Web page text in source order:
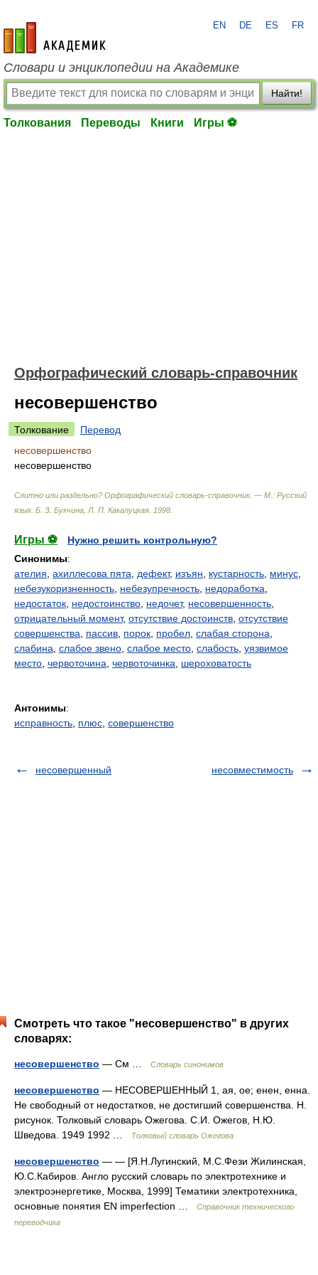
academic.ru
EN DE ES FR
Словари и энциклопедии на Академике
Найти!
Толкования Переводы Книги Игры ⚽
Орфографический словарь-справочник
несовершенство
Толкование
Перевод
несовершенство
несовершенство
Слитно или раздельно? Орфографический словарь-справочник. — М.: Русский
язык. Б. З. Букчина, Л. П. Какалуцкая 1998
Игры ⚽
Нужно решить контрольную?
Синонимы:
ателия ахиллесова пята дефект, изъян кустарность минус
небезукоризненность небезупречность недоработка
недостаток недостоинство недочет, несовершенность
отрицательный момент, отсутствие достоинств отсутствие
совершенства
пассив порок пробел слабая сторона
слабина слабое звено слабое место слабость уязвимое
место червоточина червоточинка шероховатость
Антонимы:
исправность плюс совершенство
несовершенный несовместимость
Смотреть что такое "несовершенство" в других
словарях:
несовершенство — См … Словарь синонимов
несовершенство — НЕСОВЕРШЕННЫЙ 1, ая, ое; енен, енна.
Не свободный от недостатков, не достигший совершенства. Н.
рисунок. Толковый словарь Ожегова. С.И. Ожегов, Н.Ю.
Шведова. 1949 1992 …
Толковый словарь Ожегова
несовершенство — — [Я.Н.Лугинский, М.С.Фези Жилинская,
Ю.С.Кабиров. Англо русский словарь по электротехнике и
электроэнергетике, Москва, 1999] Тематики электротехника,
основные понятия EN imperfection …
Справочник технического
переводчика